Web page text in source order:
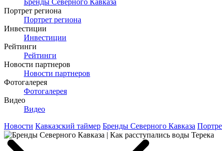
Бренды Северного Кавказа
Портрет региона
Портрет региона
Инвестиции
Инвестиции
Рейтинги
Рейтинги
Новости партнеров
Новости партнеров
Фотогалерея
Фотогалерея
Видео
Видео
Новости Кавказский таймер Бренды Северного Кавказа